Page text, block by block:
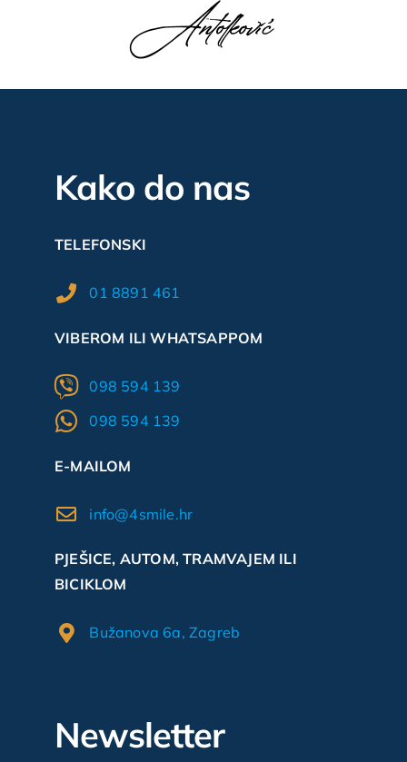
Kako do nas
TELEFONSKI
01 8891 461
VIBEROM ILI WHATSAPPOM
098 594 139
098 594 139
E-MAILOM
info@4smile.hr
PJEŠICE, AUTOM, TRAMVAJEM ILI
BICIKLOM
Bužanova 6a, Zagreb
Newsletter